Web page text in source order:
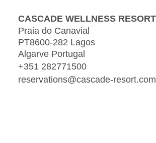
CASCADE WELLNESS RESORT
Praia do Canavial
PT8600-282 Lagos
Algarve Portugal
+351 282771500
reservations@cascade-resort.com